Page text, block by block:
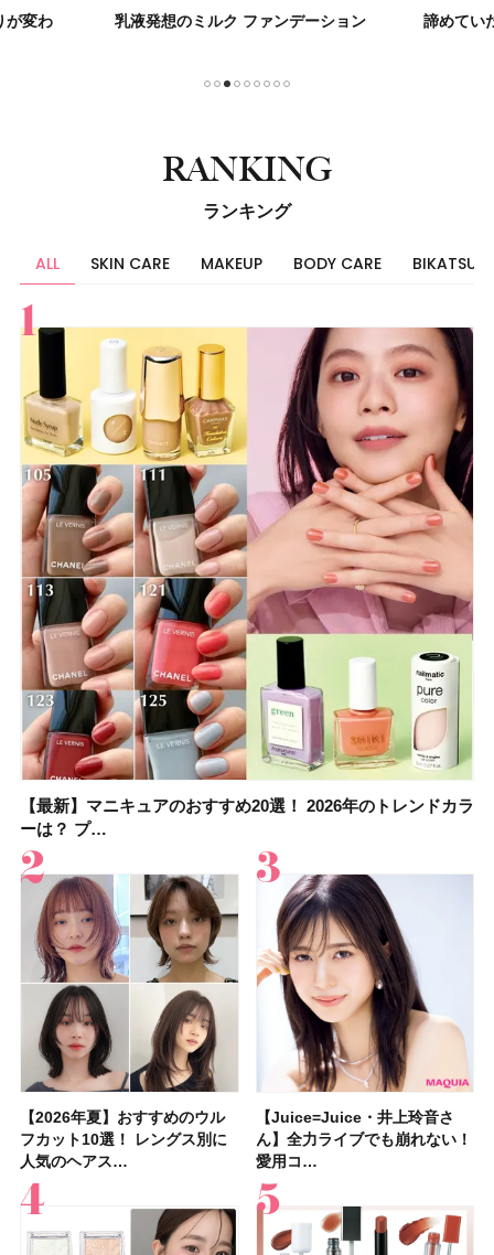
が変わ 乳液発想のミルク ファンデーション 諦めてい
RANKING
ランキング
ALL SKIN CARE MAKEUP BODY CARE BIKATSU
すべて
【最新】マニキュアのおすすめ20選！ 2026年のトレンドカラ
ーは？ プ…
【2026年夏】おすすめのウル
フカット10選！ レングス別に
人気のヘアス…
【Juice=Juice・井上玲音さ
ん】全力ライブでも崩れない！
愛用コ…
スキンケア
大野真理子さんのリピ買い「ブライトニング」14選！ 透明肌
の秘訣を公開
【石井美保さん】おすすめの
「ブライトニング」11選！ ス
キンケアからサプ…
【2026夏】「大人のニキビケ
ア」ランキングTOP5！＜マキ
アビューティ…
メイク
【最新】マニキュアのおすすめ20選！ 2026年のトレンドカラ
ーは？ プ…
【Juice=Juice・井上玲音さ
ん】全力ライブでも崩れない！
愛用コ…
【セザンヌ】新作パールグロウ
ハイライトNのスウォッチ＆口
コミを紹介！ ツ…
ボディケア
【2026夏】「香水・フレグランス」ランキングTOP5！＜美
容マニア・マ…
【2026年】ボディ用日焼け止
めUVのおすすめ20選！ この夏
注目の人気…
【クリスマスコフレ2026】
HACCIのホリデーギフトが豪華
すぎると話題…
美活
【おすすめダイエットサプリ８選】食べすぎた日をサポー
ト！選び方＆糖質・脂…
【板野友美さんの美活】「実は
うねりやすいクセ毛なんです」
美しいロングヘア…
【美容系・伊能忠敬界隈】目指
すは日本縦断！ 山之内すずさ
んが100km歩…
ヘア
【2026年夏】おすすめのウルフカット10選！ レングス別に人
気のヘアス…
【2026年夏】40代におすすめ
の髪型30選！ 若く見える・手
入れが楽な…
【2026年夏】おすすめの髪型
36選！ショート・ボブ・ミディ
アム・ロング…
ライフスタイル
【橋本環奈さんの美容Q&A】顔用コスメで全身ケア！「お尻
や脚も喜んでくれ…
【フォロー＆いいねで当たる】
中国割烹旅館 掬水亭の宿泊券
を1組2名様にプ…
【鈴木えみさんの愛用品30選】
コスメ・スキンケア・ヘアケア
etc.お気に…
ビューティーズ
【セザンヌ新色】ブライトカラーシーラーを全色レビュー！
色補正効果をビフォ…
【新色追加】セザンヌ「ウォー
タリーティントリップ」全色レ
ビュー｜イエベ・…
【セザンヌ】8/7新色追加！
「ウォータリーティントリップ
」10モモピュ…